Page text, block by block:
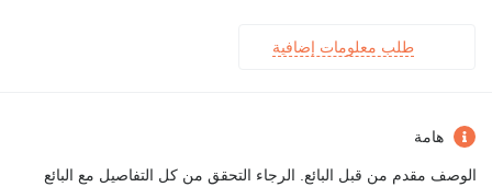
طلب معلومات إضافية
هامة
الوصف مقدم من قبل البائع. الرجاء التحقق من كل التفاصيل مع البائع